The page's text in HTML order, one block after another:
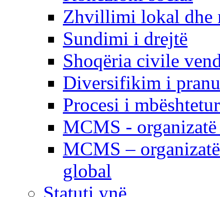
Zhvillimi lokal dhe
Sundimi i drejtë
Shoqëria civile
Diversifikim i
Procesi i
MCMS -
MCMS –
global
Statuti ynë